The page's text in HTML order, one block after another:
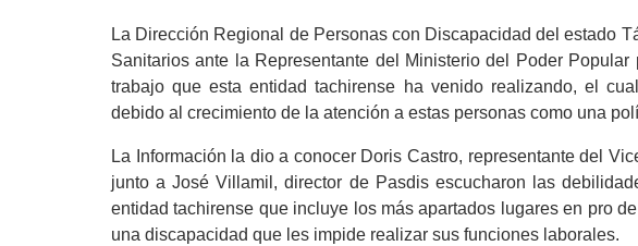
La Dirección Regional de Personas con Discapacidad del estado
Sanitarios ante la Representante del Ministerio del Poder
trabajo que esta entidad tachirense ha venido realizando, el
debido al crecimiento de la atención a estas personas como una
La Información la dio a conocer Doris Castro, representante del
junto a José Villamil, director de Pasdis escucharon las
entidad tachirense que incluye los más apartados lugares en pro
una discapacidad que les impide realizar sus funciones laborales.